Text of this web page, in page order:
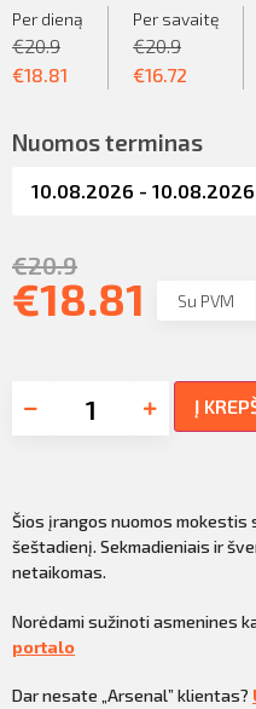
Per dieną
€20.9
€18.81
Per savaitę
€20.9
€16.72
Nuomos terminas
€20.9
€18.81 Su PVM
Į
Šios įrangos nuomos mokestis
šeštadienį. Sekmadieniais ir
netaikomas.
Norėdami sužinoti asmenines
portalo
Dar nesate „Arsenal” klientas?